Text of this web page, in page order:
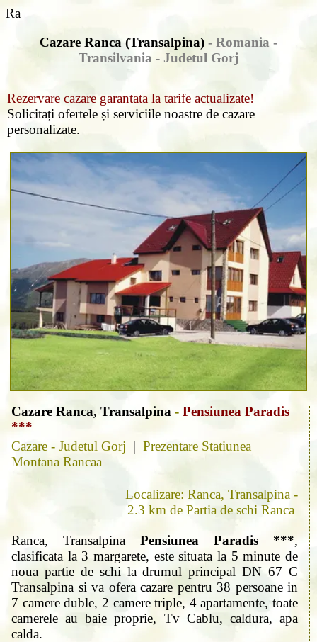
Ra
Cazare Ranca (Transalpina) - Romania -
Transilvania - Judetul Gorj
Rezervare cazare garantata la tarife actualizate!
Solicitați ofertele și serviciile noastre de cazare
personalizate.
Cazare Ranca, Transalpina - Pensiunea Paradis
***
Cazare - Judetul Gorj | Prezentare Statiunea
Montana Rancaa
Localizare: Ranca, Transalpina -
2.3 km de Partia de schi Ranca
Ranca, Transalpina Pensiunea Paradis ***,
clasificata la 3 margarete, este situata la 5 minute de
noua partie de schi la drumul principal DN 67 C
Transalpina si va ofera cazare pentru 38 persoane in
7 camere duble, 2 camere triple, 4 apartamente, toate
camerele au baie proprie, Tv Cablu, caldura, apa
calda.